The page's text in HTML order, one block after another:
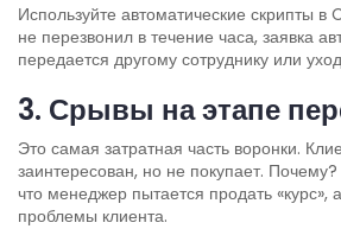
Используйте автоматические скрипты в
не перезвонил в течение часа, заявка
передается другому сотруднику или
3. Срывы на этапе
Это самая затратная часть воронки.
заинтересован, но не покупает.
что менеджер пытается продать «курс»,
проблемы клиента.